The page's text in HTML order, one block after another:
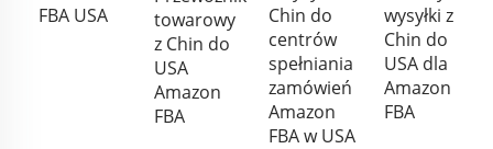
FBA USA
towarowy
z Chin do
USA
Amazon
FBA
Chin do
centrów
spełniania
zamówień
Amazon
FBA w USA
wysyłki z
Chin do
USA dla
Amazon
FBA